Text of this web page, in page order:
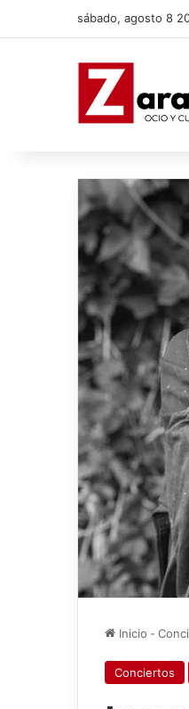
sábado, agosto 8
Inicio -
Conciertos